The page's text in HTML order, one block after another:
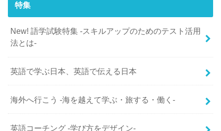
特集
New! 語学試験特集 -スキルアップのためのテスト活用
法とは-
英語で学ぶ日本、英語で伝える日本
海外へ行こう -海を越えて学ぶ・旅する・働く-
英語コーチング -学び方をデザイン-